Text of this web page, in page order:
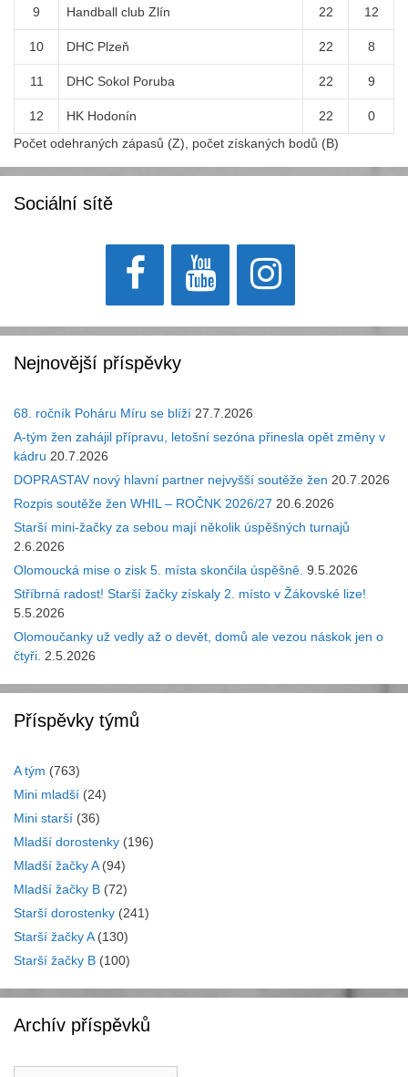
9 Handball club Zlín 22 12
10 DHC Plzeň 22 8
11 DHC Sokol Poruba 22 9
12 HK Hodonín 22
0
Počet odehraných zápasů (Z), počet získaných bodů (B)
Sociální sítě
Nejnovější příspěvky
68. ročník Poháru Míru se blíží 27.7.2026
A-tým žen zahájil přípravu, letošní sezóna přinesla opět změny v
kádru 20.7.2026
DOPRASTAV nový hlavní partner nejvyšší soutěže žen 20.7.2026
Rozpis soutěže žen WHIL – ROČNK 2026/27 20.6.2026
Starší mini-žačky za sebou mají několik úspěšných turnajů
2.6.2026
Olomoucká mise o zisk 5. místa skončila úspěšně. 9.5.2026
Stříbrná radost! Starší žačky získaly 2. místo v Žákovské lize!
5.5.2026
Olomoučanky už vedly až o devět, domů ale vezou náskok jen o
čtyři. 2.5.2026
Příspěvky týmů
A tým (763)
Mini mladší (24)
Mini starší (36)
Mladší dorostenky (196)
Mladší žačky A(94)
Mladší žačky B (72)
Starší dorostenky (241)
Starší žačky A(130)
Starší žačky B (100)
Archív příspěvků